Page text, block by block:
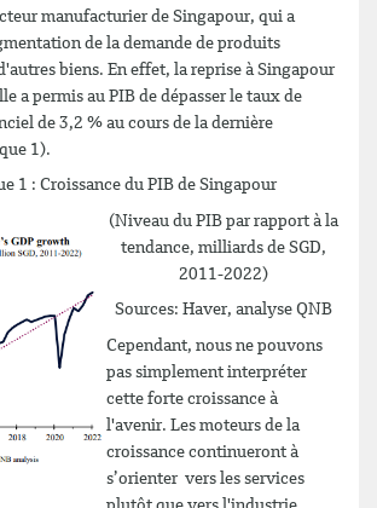
manufacturier de Singapour, qui a
de la demande de produits
biens. En effet, la reprise à Singapour
a permis au PIB de dépasser le taux de
de 3,2 % au cours de la dernière
1).
1 : Croissance du PIB de Singapour
(Niveau du PIB par rapport à la
tendance, milliards de SGD,
2011-2022)
Sources: Haver, analyse QNB
Cependant, nous ne pouvons
pas simplement interpréter
cette forte croissance à
l'avenir. Les moteurs de la
croissance continueront à
s’orienter vers les services